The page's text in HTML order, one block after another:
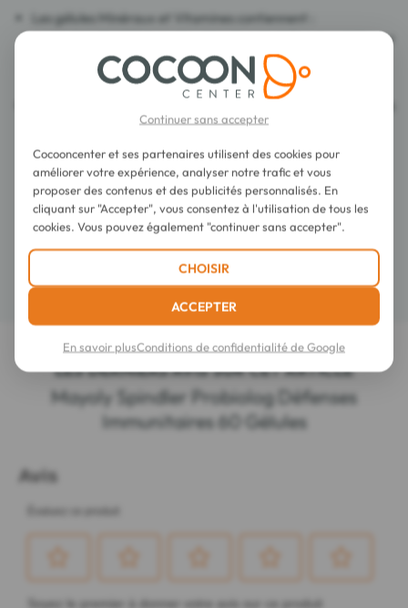
Les gélules Minéraux et Vitamines contiennent :
du zinc, du sélénium, des vitamines A et C, qui contribuent
au fonctionnement normal du système immunitaire,
de la vitamine C qui contribue à réduire la fatigue.
Les gélules Probiotique contiennent du Bifidobacterium lactis
BL-04 qui contribue à l'équilibre de la flore intestinale.
Conseils d'utilisation
Composition
Détails
LES DERNIERS AVIS SUR CET ARTICLE
Mayoly Spindler Probiolog Défenses
Immunitaires 60 Gélules
Continuer sans accepter
Cocooncenter et ses partenaires utilisent des cookies pour
améliorer votre expérience, analyser notre trafic et vous
proposer des contenus et des publicités personnalisés. En
cliquant sur "Accepter", vous consentez à l'utilisation de tous les
cookies. Vous pouvez également "continuer sans accepter".
CHOISIR
ACCEPTER
En savoir plusConditions de confidentialité de Google